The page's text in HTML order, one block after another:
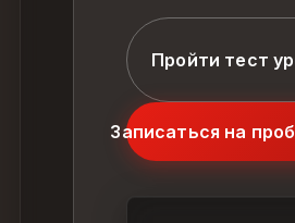
Пройти тест
Записаться на